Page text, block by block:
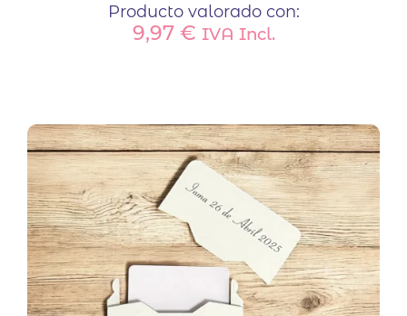
Producto valorado con:
9,97 € IVA Incl.